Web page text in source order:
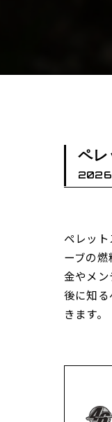
ペレ
ペレッ
ーブの
金やメ
後に知
きます。